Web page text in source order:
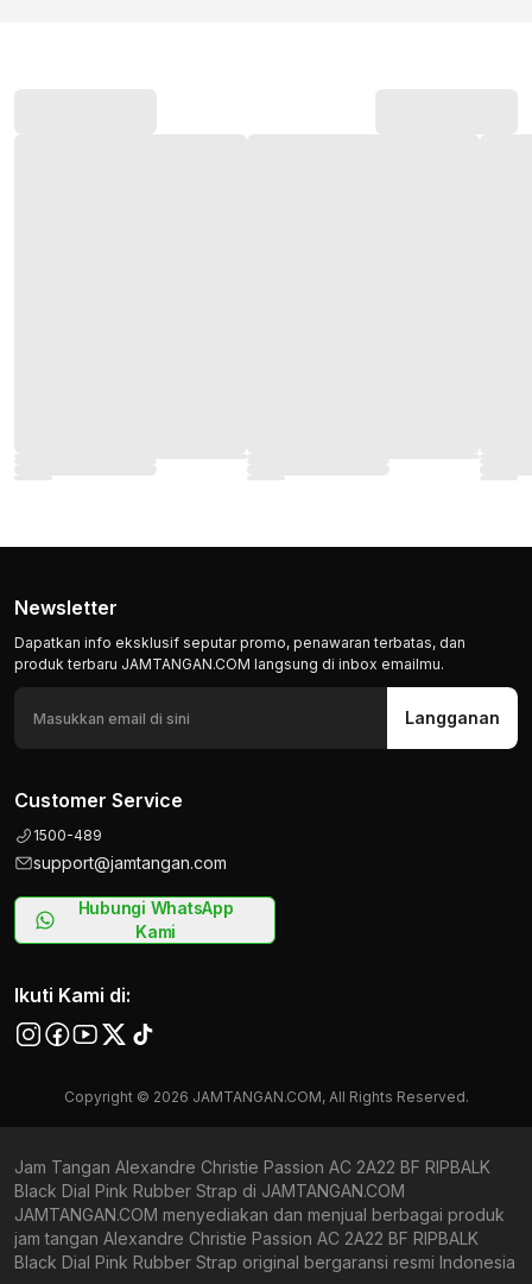
Newsletter
Dapatkan info eksklusif seputar promo, penawaran terbatas, dan
produk terbaru JAMTANGAN.COM langsung di inbox emailmu.
Langganan
Customer Service
1500-489
support@jamtangan.com
Hubungi WhatsApp
Kami
Ikuti Kami di:
Copyright © 2026 JAMTANGAN.COM, All Rights Reserved.
Jam Tangan Alexandre Christie Passion AC 2A22 BF RIPBALK
Black Dial Pink Rubber Strap di JAMTANGAN.COM
JAMTANGAN.COM menyediakan dan menjual berbagai produk
jam tangan Alexandre Christie Passion AC 2A22 BF RIPBALK
Black Dial Pink Rubber Strap original bergaransi resmi Indonesia